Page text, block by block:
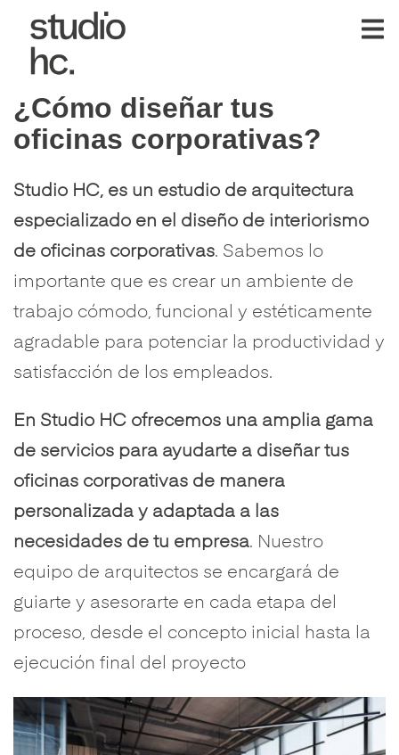
Saltar
contenido
RESIDENCIAL
¿Cómo diseñar tus
oficinas corporativas?
Studio HC, es un estudio de arquitectura
especializado en el diseño de interiorismo
de oficinas corporativas. Sabemos lo
importante que es crear un ambiente de
trabajo cómodo, funcional y estéticamente
agradable para potenciar la productividad y
satisfacción de los empleados.
En Studio HC ofrecemos una amplia gama
de servicios para ayudarte a diseñar tus
oficinas corporativas de manera
personalizada y adaptada a las
necesidades de tu empresa. Nuestro
equipo de arquitectos se encargará de
guiarte y asesorarte en cada etapa del
proceso, desde el concepto inicial hasta la
ejecución final del proyecto